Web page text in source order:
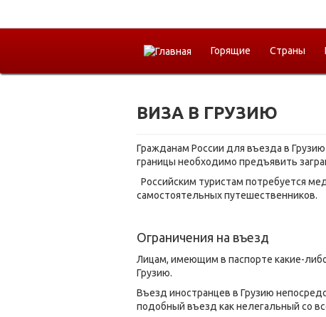
Горящие Страны
ВИЗА В ГРУЗИЮ
Гражданам России для въезда в
границы необходимо предъявить
Российским туристам потребуется
самостоятельных путешественников.
Ограничения на въезд
Лицам, имеющим в паспорте какие-
Грузию.
Въезд иностранцев в Грузию
подобный въезд как нелегальный со